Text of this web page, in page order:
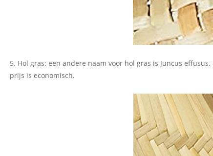
5. Hol gras: een andere naam voor hol gras is Juncus
prijs is economisch.